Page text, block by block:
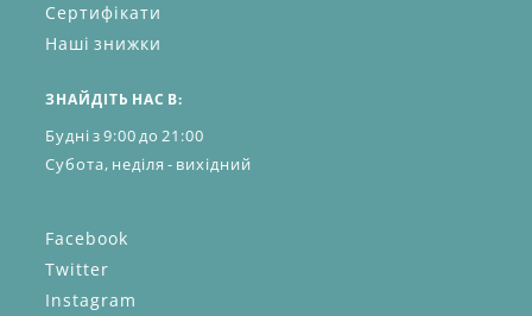
Сертифікати
Наші знижки
ЗНАЙДІТЬ НАС В:
Будні з 9:00 до 21:00
Субота, неділя - вихідний
Facebook
Twitter
Instagram